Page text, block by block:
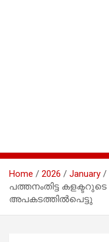
Home 2026 January
പത്തനംതിട്ട
അപകടത്തിൽപെട്ടു